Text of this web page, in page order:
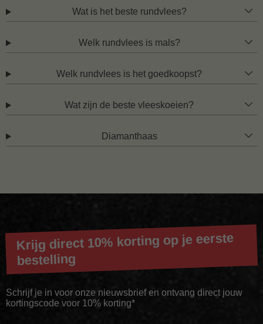
Wat is het beste rundvlees?
Welk rundvlees is mals?
Welk rundvlees is het goedkoopst?
Wat zijn de beste vleeskoeien?
Diamanthaas
Krijg direct 10% korting op je eerste
bestelling
Schrijf je in voor onze nieuwsbrief en ontvang direct jouw
kortingscode voor 10% korting*